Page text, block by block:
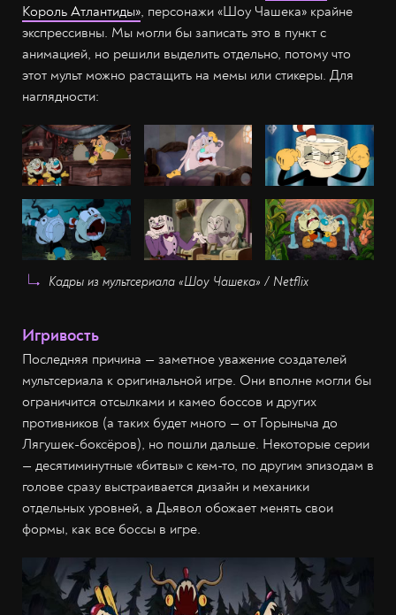
Король Атлантиды», персонажи «Шоу Чашека» крайне
экспрессивны. Мы могли бы записать это в пункт с
анимацией, но решили выделить отдельно, потому что
этот мульт можно растащить на мемы или стикеры. Для
наглядности:
Кадры из мультсериала «Шоу Чашека» / Netflix
Игривость
Последняя причина — заметное уважение создателей
мультсериала к оригинальной игре. Они вполне могли бы
ограничится отсылками и камео боссов и других
противников (а таких будет много — от Горыныча до
Лягушек-боксёров), но пошли дальше. Некоторые серии
— десятиминутные «битвы» с кем-то, по другим эпизодам в
голове сразу выстраивается дизайн и механики
отдельных уровней, а Дьявол обожает менять свои
формы, как все боссы в игре.